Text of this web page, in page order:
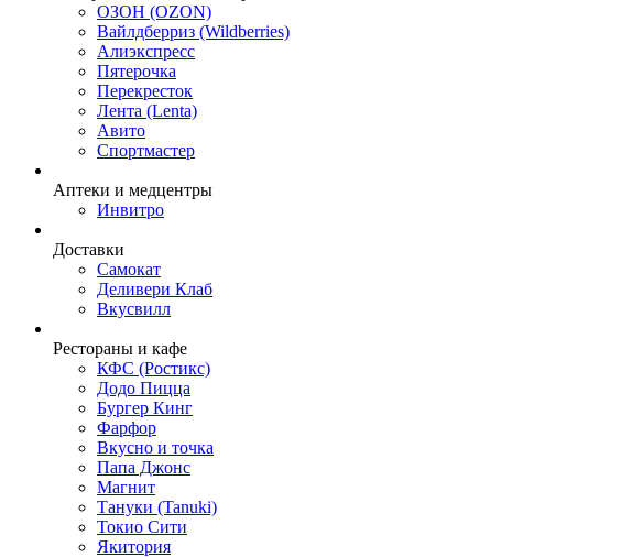
ОЗОН (OZON)
Вайлдберриз (Wildberries)
Алиэкспресс
Пятерочка
Перекресток
Лента (Lenta)
Авито
Спортмастер
Аптеки и медцентры
Инвитро
Доставки
Самокат
Деливери Клаб
Вкусвилл
Рестораны и кафе
КФС (Ростикс)
Додо Пицца
Бургер Кинг
Фарфор
Вкусно и точка
Папа Джонс
Магнит
Тануки (Tanuki)
Токио Сити
Якитория